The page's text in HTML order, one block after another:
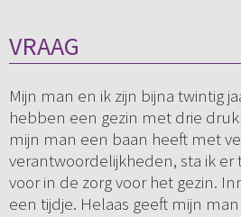
VRAAG
Mijn man en ik zijn bijna twintig
hebben een gezin met drie
mijn man een baan heeft met
verantwoordelijkheden, sta ik
voor in de zorg voor het gezin.
een tijdje. Helaas geeft mijn